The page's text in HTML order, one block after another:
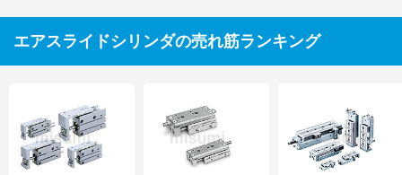
エアスライドシリンダの売れ筋ランキング